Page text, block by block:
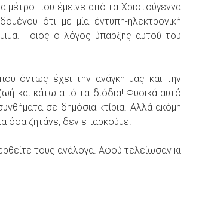
μέτρο που έμεινε από τα Χριστούγεννα
ότι με μία έντυπη-ηλεκτρονική
Ποιος ο λόγος ύπαρξης αυτού του
όντως έχει την ανάγκη μας και την
και κάτω από τα διόδια! Φυσικά αυτό
σε δημόσια κτίρια. Αλλά ακόμη
όσα ζητάνε, δεν επαρκούμε.
τους ανάλογα. Αφού τελείωσαν κι